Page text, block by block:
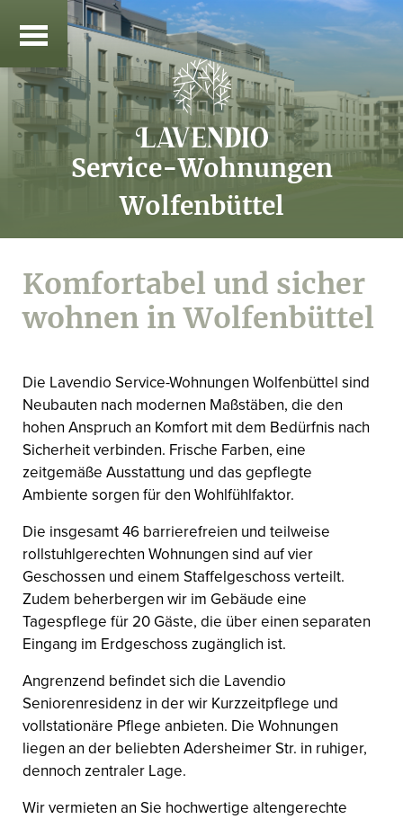
Service-Wohnungen
Wolfenbüttel
Komfortabel und sicher
wohnen in Wolfenbüttel
Die Lavendio Service-Wohnungen Wolfenbüttel sind
Neubauten nach modernen Maßstäben, die den
hohen Anspruch an Komfort mit dem Bedürfnis nach
Sicherheit verbinden. Frische Farben, eine
zeitgemäße Ausstattung und das gepflegte
Ambiente sorgen für den Wohlfühlfaktor.
Die insgesamt 46 barrierefreien und teilweise
rollstuhlgerechten Wohnungen sind auf vier
Geschossen und einem Staffelgeschoss verteilt.
Zudem beherbergen wir im Gebäude eine
Tagespflege für 20 Gäste, die über einen separaten
Eingang im Erdgeschoss zugänglich ist.
Angrenzend befindet sich die Lavendio
Seniorenresidenz in der wir Kurzzeitpflege und
vollstationäre Pflege anbieten. Die Wohnungen
liegen an der beliebten Adersheimer Str. in ruhiger,
dennoch zentraler Lage.
Wir vermieten an Sie hochwertige altengerechte